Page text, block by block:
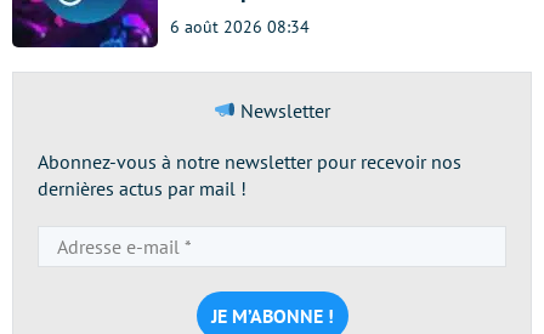
6 août 2026 08:34
Newsletter
Abonnez-vous à notre newsletter pour recevoir nos
dernières actus par mail !
e-
mail
*